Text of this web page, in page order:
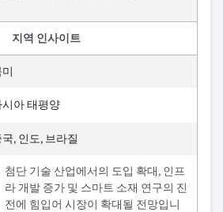
지역 인사이트
시아 태평양
국, 인도, 브라질
첨단 기술 산업에서의 도입 확대, 인프
라 개발 증가 및 스마트 소재 연구의 진
전에 힘입어 시장이 확대될 전망입니